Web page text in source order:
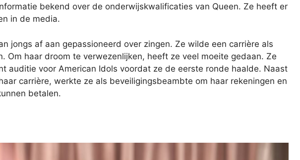
bekend over de onderwijskwalificaties van Queen. Ze heeft er
in de media.
jongs af aan gepassioneerd over zingen. Ze wilde een carrière als
Om haar droom te verwezenlijken, heeft ze veel moeite gedaan. Ze
auditie voor American Idols voordat ze de eerste ronde haalde. Naast
carrière, werkte ze als beveiligingsbeambte om haar rekeningen en
betalen.